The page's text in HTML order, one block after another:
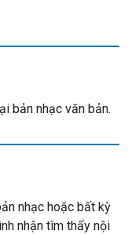
bản nhạc văn bản.
nhạc hoặc bất kỳ
nhận tìm thấy nội